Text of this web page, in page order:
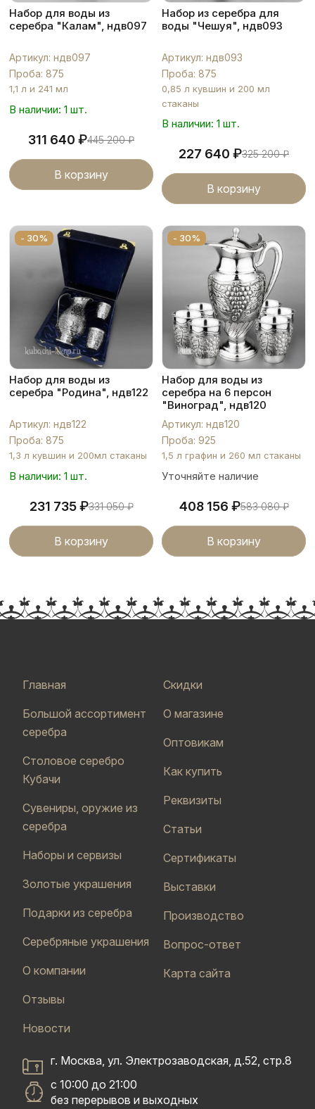
Набор для воды из
серебра "Калам", ндв097
Артикул: ндв097
Проба: 875
1,1 л и 241 мл
В наличии: 1 шт.
311 640 ₽445 200₽
В корзину
Набор из серебра для
воды "Чешуя", ндв093
Артикул: ндв093
Проба: 875
0,85 л кувшин и 200 мл
стаканы
В наличии: 1 шт.
227 640 ₽325 200₽
В корзину
- 30%
Набор для воды из
серебра "Родина", ндв122
Артикул: ндв122
Проба: 875
1,3 л кувшин и 200мл стаканы
В наличии: 1 шт.
231 735₽331 050₽
В корзину
- 30%
Набор для воды из
серебра на 6 персон
"Виноград", ндв120
Артикул: ндв120
Проба: 925
1,5 л графин и 260 мл стаканы
Уточняйте наличие
408 156 ₽583 080₽
В корзину
Главная
Большой ассортимент
серебра
Столовое серебро
Кубачи
Сувениры, оружие из
серебра
Наборы и сервизы
Золотые украшения
Подарки из серебра
Серебряные украшения
О компании
Отзывы
Новости
Скидки
О магазине
Оптовикам
Как купить
Реквизиты
Статьи
Сертификаты
Выставки
Производство
Вопрос-ответ
Карта сайта
г. Москва, ул. Электрозаводская, д.52, стр.8
с 10:00 до 21:00
без перерывов и выходных